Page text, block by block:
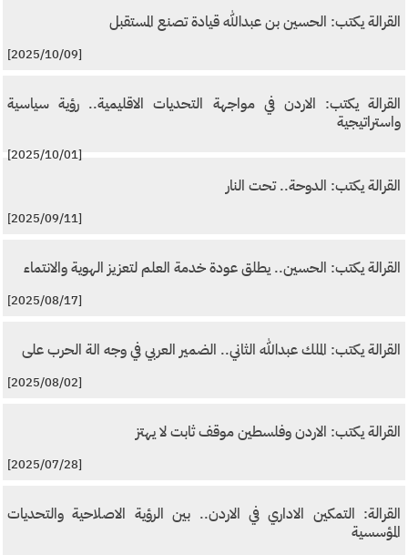
القرالة يكتب: الحسين بن عبدالله قيادة تصنع المستقبل
[2025/10/09]
القرالة يكتب: الاردن في مواجهة التحديات الاقليمية.. رؤية سياسية
واستراتيجية
[2025/10/01]
القرالة يكتب: الدوحة.. تحت النار
[2025/09/11]
القرالة يكتب: الحسين.. يطلق عودة خدمة العلم لتعزيز الهوية والانتماء
[2025/08/17]
القرالة يكتب: الملك عبدالله الثاني.. الضمير العربي في وجه الة الحرب على
[2025/08/02]
القرالة يكتب: الاردن وفلسطين موقف ثابت لا يهتز
[2025/07/28]
القرالة: التمكين الاداري في الاردن.. بين الرؤية الاصلاحية والتحديات
المؤسسية